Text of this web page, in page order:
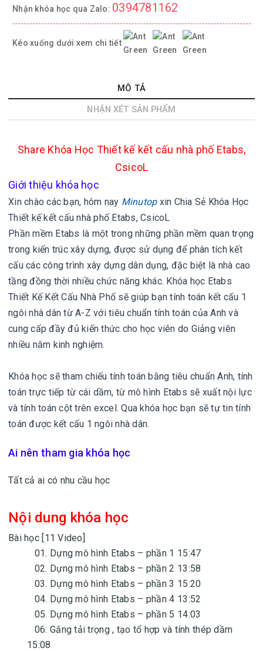
Nhận khóa học qua Zalo: 0394781162
Kéo xuống dưới xem chi tiết
MÔ TẢ
NHẬN XÉT SẢN PHẨM
Share Khóa Học Thiết kế kết cấu nhà phố Etabs,
CsicoL
Giới thiệu khóa học
Xin chào các bạn, hôm nay Minutop xin Chia Sẻ Khóa Học
Thiết kế kết cấu nhà phố Etabs, CsicoL
Phần mềm Etabs là một trong những phần mềm quan trọng
trong kiến trúc xây dựng, được sử dụng để phân tích kết
cấu các công trình xây dựng dân dụng, đặc biệt là nhà cao
tầng đồng thời nhiều chức năng khác. Khóa học Etabs
Thiết Kế Kết Cấu Nhà Phố sẽ giúp bạn tính toán kết cấu 1
ngôi nhà dân từ A-Z với tiêu chuẩn tính toán của Anh và
cung cấp đầy đủ kiến thức cho học viên do Giảng viên
nhiều năm kinh nghiệm.
Khóa học sẽ tham chiếu tính toán bằng tiêu chuẩn Anh, tính
toán trực tiếp từ cái dầm, từ mô hình Etabs sẽ xuất nội lực
và tính toán cột trên excel. Qua khóa học bạn sẽ tự tin tính
toán được kết cấu 1 ngôi nhà dân.
Ai nên tham gia khóa học
Tất cả ai có nhu cầu học
Nội dung khóa học
Bài học [11 Video]
01. Dựng mô hình Etabs – phần 1 15:47
02. Dựng mô hình Etabs – phần 2 13:58
03. Dựng mô hình Etabs – phần 3 15:20
04. Dựng mô hình Etabs – phần 4 13:52
05. Dựng mô hình Etabs – phần 5 14:03
06. Gắng tải trọng , tạo tổ hợp và tính thép dầm
15:08